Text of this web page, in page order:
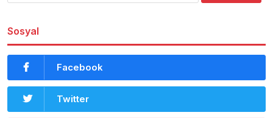
Sosyal
Facebook
Twitter